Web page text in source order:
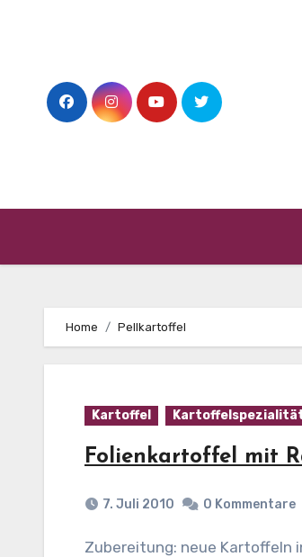
Home Pellkartoffel
Kartoffel
Folienkartoffel mit
7. Juli 2010 0 Kommentare
Zubereitung: neue Kartoffeln in Alufolie eingewickelt garen. Lachs und Zwiebeln fein